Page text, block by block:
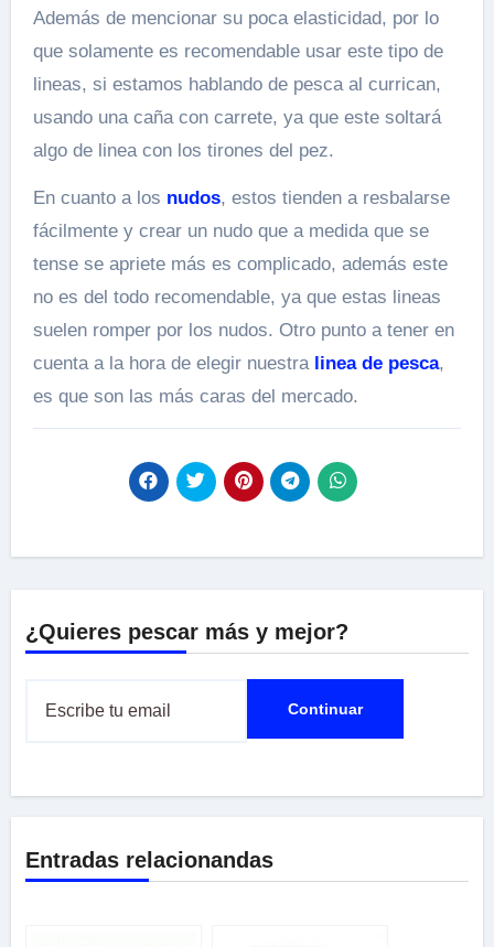
Además de mencionar su poca elasticidad, por lo
que solamente es recomendable usar este tipo de
lineas, si estamos hablando de pesca al currican,
usando una caña con carrete, ya que este soltará
algo de linea con los tirones del pez.
En cuanto a los nudos, estos tienden a resbalarse
fácilmente y crear un nudo que a medida que se
tense se apriete más es complicado, además este
no es del todo recomendable, ya que estas lineas
suelen romper por los nudos. Otro punto a tener en
cuenta a la hora de elegir nuestra linea de pesca,
es que son las más caras del mercado.
¿Quieres pescar más y mejor?
Entradas relacionandas